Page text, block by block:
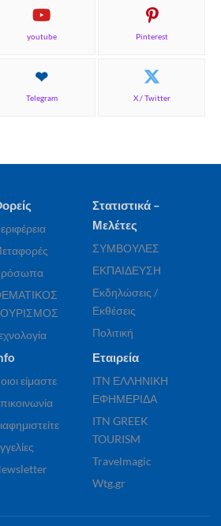
youtube Pinterest
Telegram X / Twitter
Στατιστικά –
Μελέτες
ΣΥΜΒΟΥΛΕΣ
ΕΚΠΑΙΔΕΥΣΗ
Εκδηλώσεις /
Εκθέσεις
Πολιτική
είμαστε
Εταιρεία
ITN ΕΛΛΗΝΙΚΗ
ΕΦΗΜΕΡΙΔΑ
ITN GREEK
TOURISM
Travelmagic
Wtg.gr